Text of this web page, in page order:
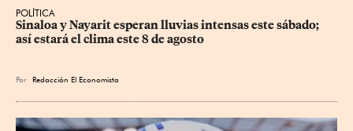
POLÍTICA
Sinaloa y Nayarit esperan lluvias intensas este sábado;
así estará el clima este 8 de agosto
Por Redacción El Economista